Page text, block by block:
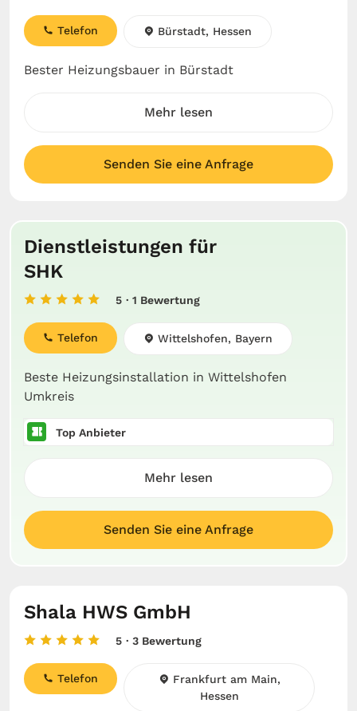
Bester Heizungsbauer in Bürstadt
Telefon Bürstadt, Hessen
Mehr lesen
Senden Sie eine Anfrage
Dienstleistungen für
SHK
5 · 1 Bewertung
Beste Heizungsinstallation in Wittelshofen
Umkreis
Telefon Wittelshofen, Bayern
Top Anbieter
Mehr lesen
Senden Sie eine Anfrage
Shala HWS GmbH
5 · 3 Bewertung
Telefon
Frankfurt am Main,
Hessen